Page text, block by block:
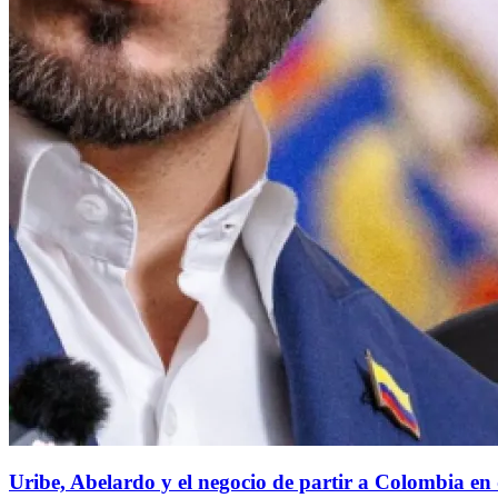
Uribe, Abelardo y el negocio de partir a Colombia en